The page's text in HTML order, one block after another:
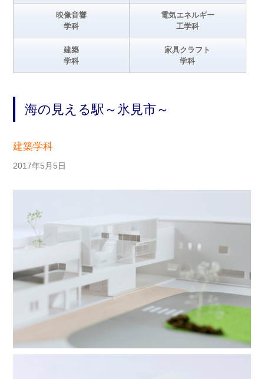
映像音響
学科
電気エネルギー
工学科
建築
学科
家具クラフト
学科
海の見える駅～氷見市～
建築学科
2017年5月5日